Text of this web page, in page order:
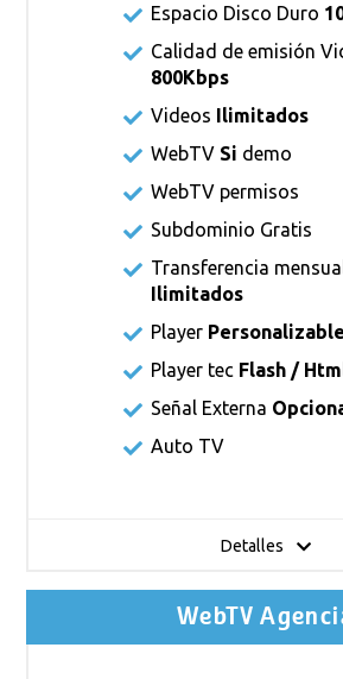
Espacio Disco Duro
Calidad de emisión
800Kbps
Videos Ilimitados
WebTV Si demo
WebTV permisos
Subdominio Gratis
Transferencia mensual
Ilimitados
Player Personalizable
Player tec Flash /
Señal Externa
Auto TV
Detalles
WebTV